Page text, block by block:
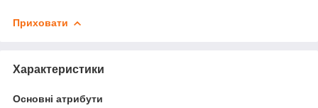
Приховати
Характеристики
Основні атрибути